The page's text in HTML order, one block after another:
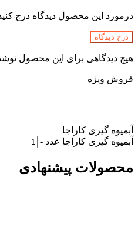
درمورد این محصول دیدگاه درج
درج دیدگاه
هیچ دیدگاهی برای این محصول
فروش ویژه
آبمیوه گیری کاراجا
آبمیوه گیری کاراجا عدد -
محصولات پیشنهادی